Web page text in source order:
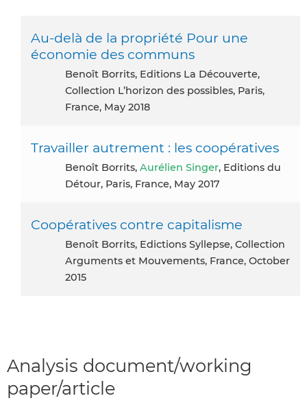
Au-delà de la propriété Pour une
économie des communs
Benoît Borrits, Editions La Découverte,
Collection L’horizon des possibles, Paris,
France, May 2018
Travailler autrement : les coopératives
Benoît Borrits, Aurélien Singer, Editions du
Détour, Paris, France, May 2017
Coopératives contre capitalisme
Benoît Borrits, Edictions Syllepse, Collection
Arguments et Mouvements, France, October
2015
Analysis document/working
paper/article